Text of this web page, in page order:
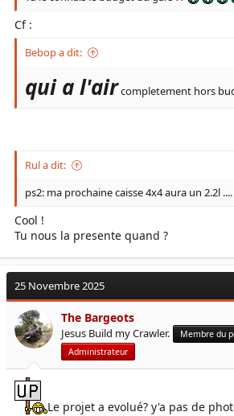
Cf :
Bebop a dit:
qui a l'aircompletement hors
Rul a dit:
ps2: ma prochaine caisse 4x4 aura un 2.2l ....
Cool !
Tu nous la presente quand ?
25 Novembre 2025
The Bargeots
Jesus Build my Crawler.
Membre du
Administrateur
Le projet a evolué? y'a pas de